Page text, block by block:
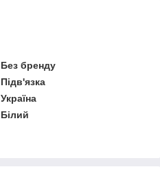
Без бренду
Підв'язка
Україна
Білий